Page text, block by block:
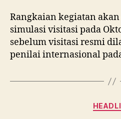
Rangkaian kegiatan
simulasi visitasi pada
sebelum visitasi resmi
penilai internasional